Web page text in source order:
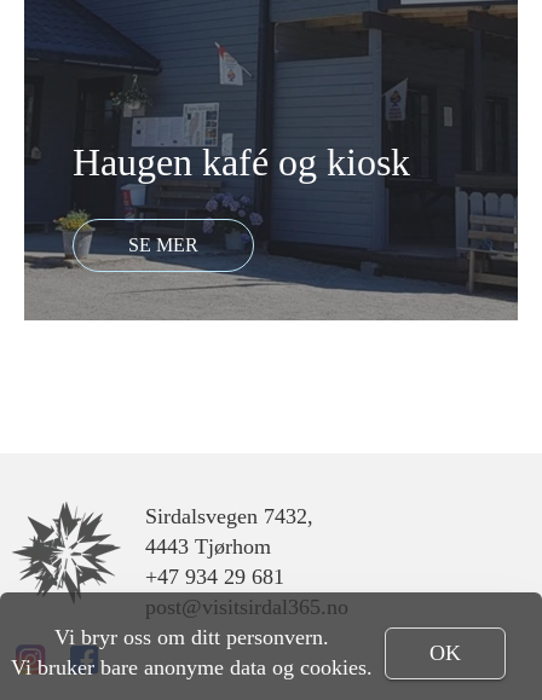
Haugen kafé og kiosk
Sirdalsvegen 7432,
4443 Tjørhom
+47 934 29 681
post@visitsirdal365.no
Vi bryr oss om ditt personvern.
Vi bruker bare anonyme data og cookies.
OK